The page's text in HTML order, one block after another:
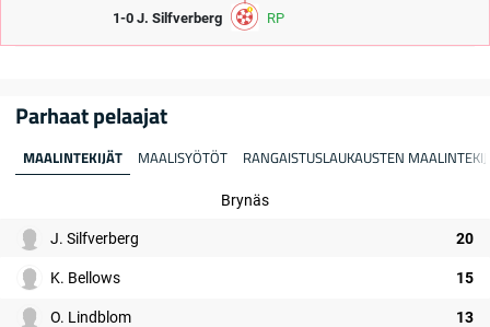
1-0 J. Silfverberg RP
Parhaat pelaajat
MAALINTEKIJÄT MAALISYÖTÖT RANGAISTUSLAUKAUSTEN
Brynäs
J. Silfverberg 20
K. Bellows 15
O. Lindblom 13